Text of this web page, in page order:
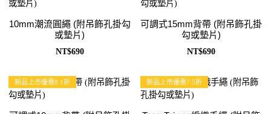
10mm潮流圓繩 (附吊飾孔掛勾
或墊片)
NT$690
可調式15mm背帶 (附吊飾孔掛
勾或墊片)
NT$690
新品上市優惠8.1折 新品上市優惠7.5折